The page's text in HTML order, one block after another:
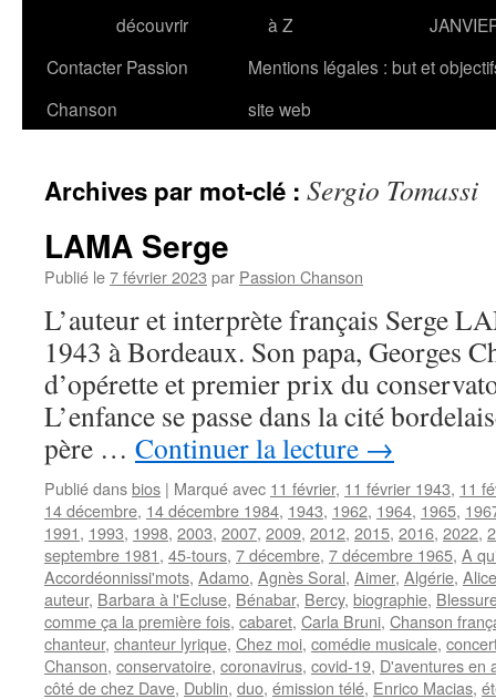
découvrir
à Z
Contacter Passion
Chanson
Mentions légales : but et
site web
Archives par mot-clé : Sergio Tomassi
LAMA Serge
Publié le7 février 2023 par Passion Chanson
L’auteur et interprète français Serge
1943 à Bordeaux. Son papa, Georges
d’opérette et premier prix du
L’enfance se passe dans la cité
père … Continuer la lecture →
Publié dansbios | Marqué avec 11 février, 11 février 1943, 11
14 décembre, 14 décembre 1984, 1943, 1962, 1964, 1965,
1991, 1993, 1998, 2003, 2007, 2009, 2012, 2015, 2016, 2022,
septembre 1981, 45-tours, 7 décembre, 7 décembre 1965, A
Accordéonnissi'mots, Adamo, Agnès Soral, Aimer, Algérie,
auteur, Barbara à l'Ecluse, Bénabar, Bercy, biographie,
comme ça la première fois, cabaret, Carla Bruni, Chanson
chanteur, chanteur lyrique, Chez moi, comédie musicale,
Chanson, conservatoire, coronavirus, covid-19, D'aventures en
côté de chez Dave, Dublin, duo, émission télé, Enrico Macias,